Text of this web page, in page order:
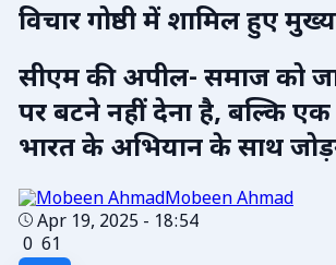
विचार गोष्ठी में शामिल हुए
सीएम की अपील- समाज को
पर बटने नहीं देना है, बल्कि एक
भारत के अभियान के साथ
Mobeen Ahmad
Apr 19, 2025 - 18:54
0 61